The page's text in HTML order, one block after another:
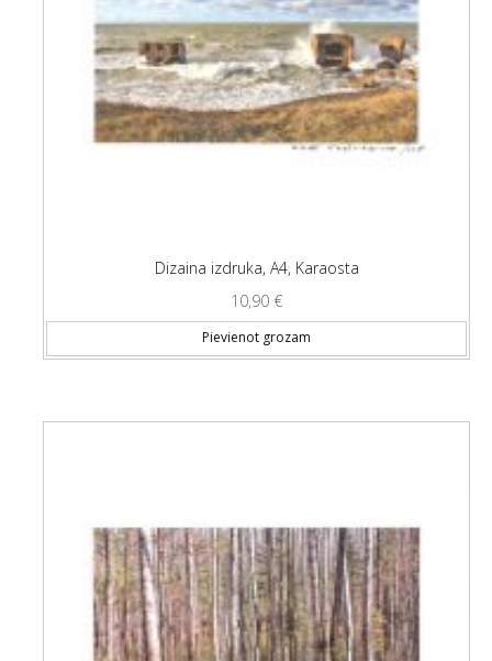
Dizaina izdruka, A4, Karaosta
10,90 €
Pievienot grozam